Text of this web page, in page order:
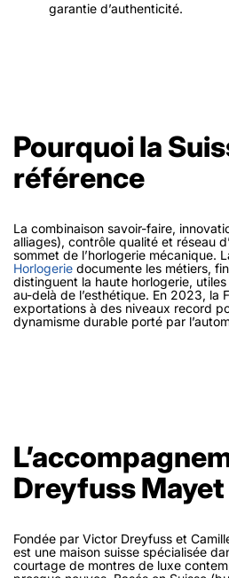
garantie d’authenticité.
Pourquoi la
référence
La combinaison savoir-faire,
alliages), contrôle qualité et réseau
sommet de l’horlogerie mécanique.
Horlogerie documente les métiers,
distinguent la haute horlogerie,
au-delà de l’esthétique. En 2023, la
exportations à des niveaux record
dynamisme durable porté par
Dreyfuss Mayet
Fondée par Victor Dreyfuss et
est une maison suisse spécialisée
courtage de montres de luxe